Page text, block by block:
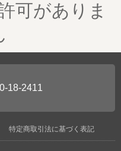
可がありま
18-2411
特定商取引法に基づく表記